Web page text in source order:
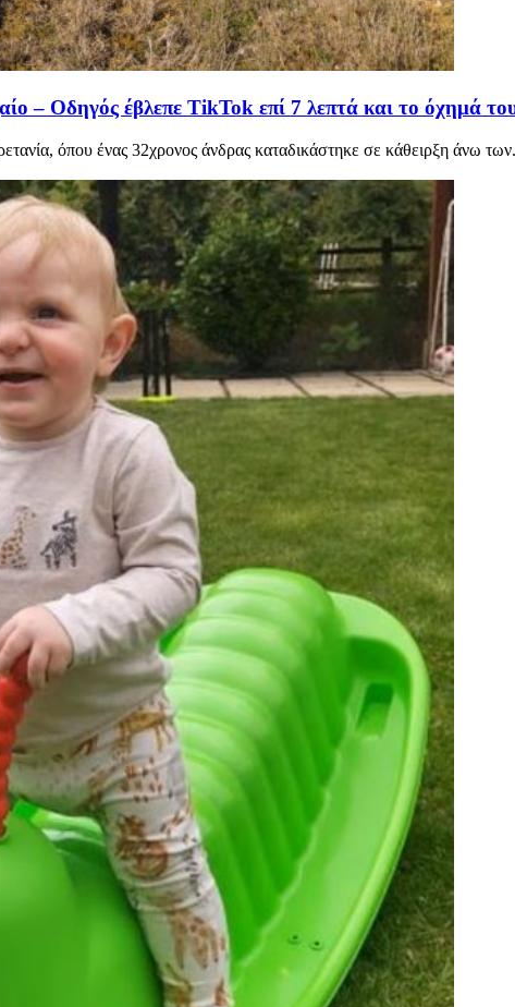
– Οδηγός έβλεπε TikTok επί 7 λεπτά και το όχημά
όπου ένας 32χρονος άνδρας καταδικάστηκε σε κάθειρξη άνω